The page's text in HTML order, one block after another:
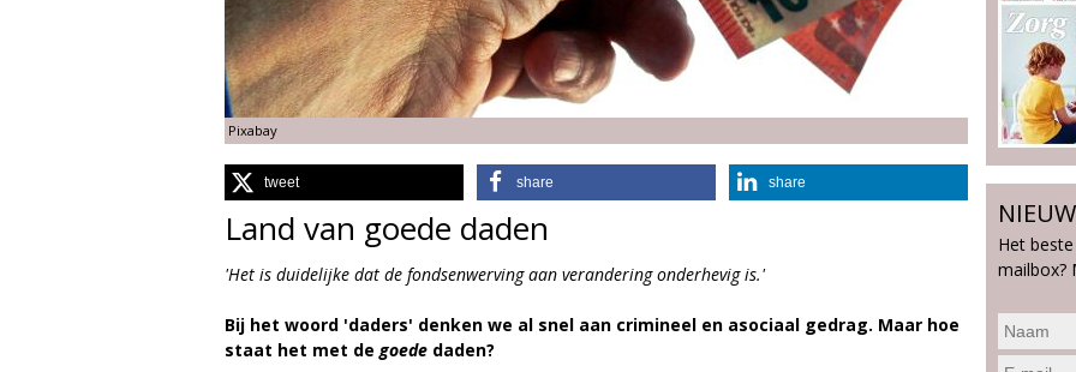
g
i
e
M
a
a
Pixabay
tweet share share
Land van goede daden
'Het is duidelijke dat de fondsenwerving aan verandering onderhevig is.'
Bij het woord 'daders' denken we al snel aan crimineel en asociaal gedrag. Maar hoe
staat het met de goede daden?
Het
mailbox?